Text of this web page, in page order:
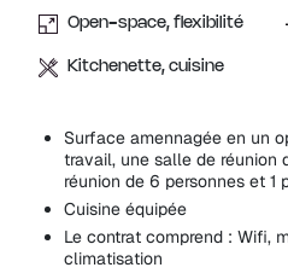
Open-space, flexibilité
Kitchenette, cuisine
Surface amennagée en un
travail, une salle de réunion
réunion de 6 personnes et 1
Cuisine équipée
Le contrat comprend : Wifi,
climatisation